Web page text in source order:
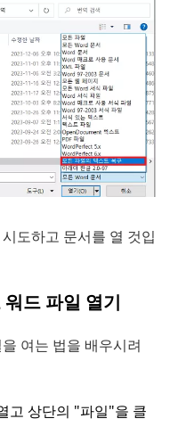
도하고 문서를 열 것입
드 파일 열기
여는 법을 배우시려
고 상단의 "파일"을 클